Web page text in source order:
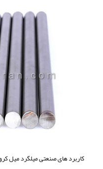
کاربرد های صنعتی میلگرد میل